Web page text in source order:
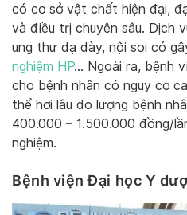
có cơ sở vật chất hiện đại,
và điều trị chuyên sâu. Dịch
ung thư dạ dày, nội soi có
nghiệm HP… Ngoài ra, bệnh
cho bệnh nhân có nguy cơ
thể hơi lâu do lượng bệnh
400.000 – 1.500.000 đồng/
nghiệm.
Bệnh viện Đại học Y